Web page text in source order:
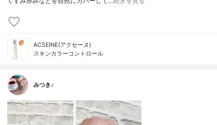
ACSEINE(アクセーヌ)
スキンカラーコントロール
みつき♪